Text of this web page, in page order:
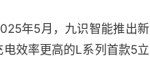
年5月，九识智能推出新
效率更高的L系列首款5立